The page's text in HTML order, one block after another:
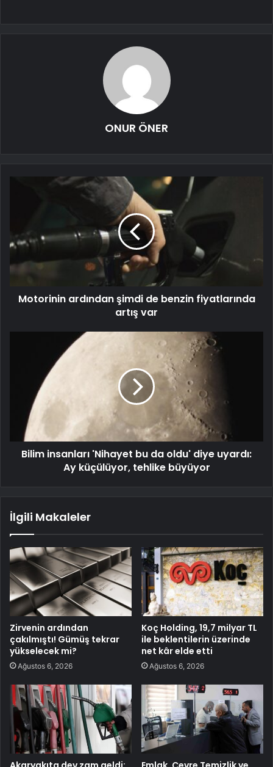
ONUR ÖNER
Motorinin ardından şimdi de benzin fiyatlarında
artış var
Bilim insanları 'Nihayet bu da oldu' diye uyardı:
Ay küçülüyor, tehlike büyüyor
İlgili Makaleler
Zirvenin ardından
çakılmıştı! Gümüş tekrar
yükselecek mi?
Ağustos 6, 2026
Koç Holding, 19,7 milyar TL
ile beklentilerin üzerinde
net kâr elde etti
Ağustos 6, 2026